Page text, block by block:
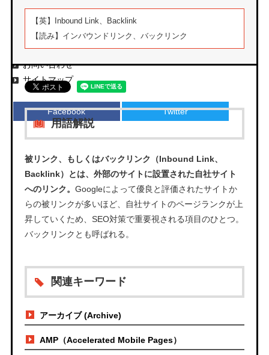
エムタメについて
運営会社
プライバシーポリシー
お問い合わせ
サイトマップ
Facebook Twitter
【英】
Inbound Link、Backlink
【読み】 インバウンドリンク、バックリンク
用語解説
被リンク、もしくはバックリンク（Inbound Link、
Backlink）とは、外部のサイトに設置された自社サイト
へのリンク。 Googleによって優良と評価されたサイトか
らの被リンクが多いほど、自社サイトのページランクが上
昇していくため、SEO対策で重要視される項目のひとつ。
バックリンクとも呼ばれる。
関連キーワード
アーカイブ (Archive)
AMP（Accelerated Mobile Pages）